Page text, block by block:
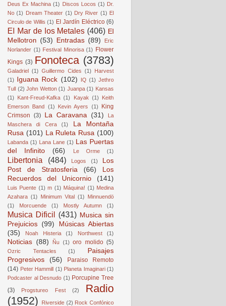
Deus Ex Machina (1) Discos Locos (1) Dr.
No (1) Dream Theater (1) Dry River (1) El
Circulo de Willis (1) El Jardín Eléctrico (6)
El Mar de los Metales (406) El
Mellotron (53) Entradas (89)
Eric
Norlander (1) Festival Minorisa (1) Flower
Kings (3) Fonoteca (3783)
Galadriel (1) Guillermo Cides (1)
Harvest
(1) Iguana Rock (102) IQ (1) Jethro
Tull (2) John Wetton (1) Juanpa (1) Kansas
(1)
Kant-Freud-Kafka (1) Kayak (1)
Keith
Emerson Band (1) Kevin Ayers (1)
King
Crimson (3) La Caravana (31)
La
Maschera di Cera
(1)
La Montaña
Rusa (101) La Ruleta Rusa (100)
Labanda (1) Lana Lane (1) Las Puertas
del Infinito
(66) Le Orme (1)
Libertonia (484) Logos (1)
Los
Post de Stratosferia
(66)
Los
Recuerdos del Unicornio
(141)
Luis Puente (1) m (1) Máquina! (1) Medina
Azahara (1) Minimum Vital (1)
Minnuendö
(1)
Morcuende (1) Mostly Autumn (1)
Musica Dificil (431) Musica sin
Prejuicios (99)
Músicas Abiertas
(35)
Noah Histeria (1) Northwest (1)
Noticias (88) Ñu (1) oro molido (5)
Ozric Tentacles (1)
Paisajes
Progresivos
(56)
Paraiso Remoto
(14) Peter Hammill (1) Planeta Imaginari (1)
Podcaster al Desnudo (1) Porcupine Tree
(3)
Progstureo Fest (2)
Radio
(1952)
Riverside (2) Rock Confónico